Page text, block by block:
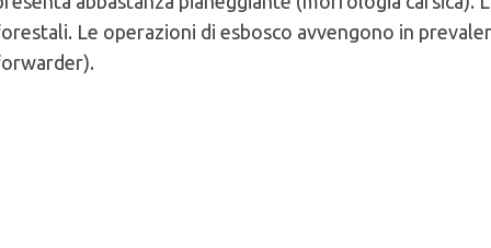
Le operazioni di esbosco avvengono in
1%